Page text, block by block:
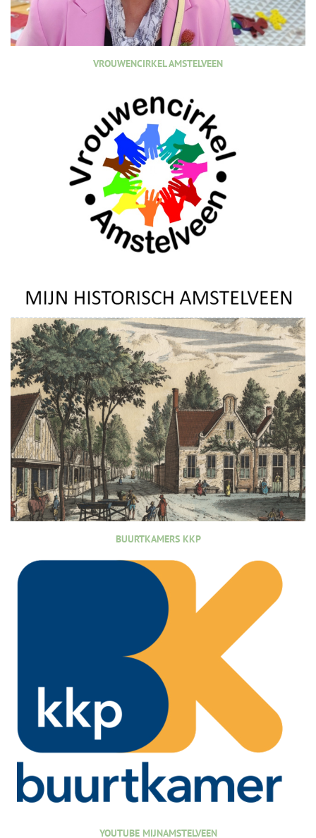
VROUWENCIRKEL AMSTELVEEN
BUURTKAMERS KKP
YOUTUBE MIJNAMSTELVEEN